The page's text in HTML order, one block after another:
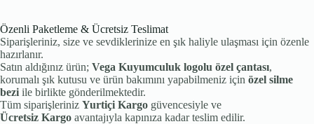
Özenli Paketleme & Ücretsiz Teslimat
Siparişleriniz, size ve sevdiklerinize en şık haliyle ulaşması için özenle
hazırlanır.
Satın aldığınız ürün; Vega Kuyumculuk logolu özel çantası,
korumalı şık kutusu ve ürün bakımını yapabilmeniz için özel silme
bezi ile birlikte gönderilmektedir.
Tüm siparişleriniz Yurtiçi Kargo güvencesiyle ve
Ücretsiz Kargo avantajıyla kapınıza kadar teslim edilir.